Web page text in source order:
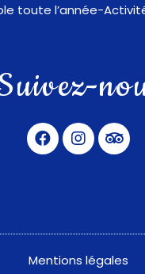
toute l’année-
Mentions légales